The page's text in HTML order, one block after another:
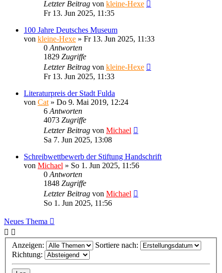
Letzter Beitrag von kleine-Hexe
Fr 13. Jun 2025, 11:35
100 Jahre Deutsches Museum
von kleine-Hexe » Fr 13. Jun 2025, 11:33
0 Antworten
1829 Zugriffe
Letzter Beitrag von kleine-Hexe
Fr 13. Jun 2025, 11:33
Literaturpreis der Stadt Fulda
von Cat » Do 9. Mai 2019, 12:24
6 Antworten
4073 Zugriffe
Letzter Beitrag von Michael
Sa 7. Jun 2025, 13:08
Schreibwettbewerb der Stiftung Handschrift
von Michael » So 1. Jun 2025, 11:56
0 Antworten
1848 Zugriffe
Letzter Beitrag von Michael
So 1. Jun 2025, 11:56
Neues Thema
Anzeigen:
Sortiere nach:
Richtung: